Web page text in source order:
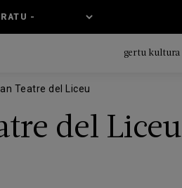
gertu kultura
Teatre del Liceu
del Liceu